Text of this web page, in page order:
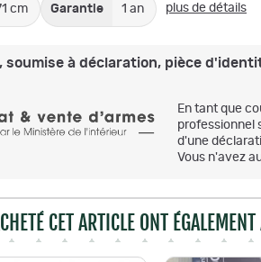
cm Garantie 1 an plus de détails
soumise à déclaration, pièce
En tant que
professionnel
d'une
Vous n'avez
CET ARTICLE ONT ÉGALEMENT